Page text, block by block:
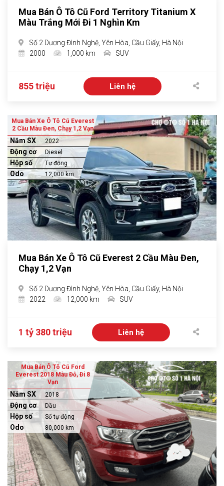
Mua Bán Ô Tô Cũ Ford Territory Titanium X
Màu Trắng Mới Đi 1 Nghìn Km
Số 2 Dương Đình Nghệ, Yên Hòa, Cầu Giấy, Hà Nội
2000
1,000 km SUV
855 triệu Liên hệ
Mua Bán Xe Ô Tô Cũ Everest
2 Cầu Màu Đen, Chạy 1,2 Vạn
Năm SX 2022
Động cơ Diesel
Hộp số Tự động
Odo 12,000 km
Mua Bán Xe Ô Tô Cũ Everest 2 Cầu Màu Đen,
Chạy 1,2 Vạn
Số 2 Dương Đình Nghệ, Yên Hòa, Cầu Giấy, Hà Nội
2022
12,000 km SUV
1 tỷ 380 triệu Liên hệ
Mua Bán Ô Tô Cũ Ford
Everest 2018 Màu Đỏ, Đi 8
Vạn
Năm SX 2018
Động cơ Dầu
Hộp số Số tự động
Odo 80,000 km